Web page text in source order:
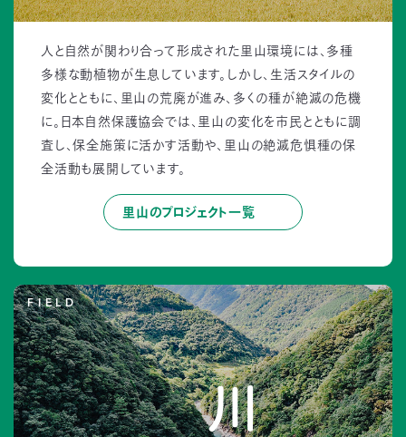
人と自然が関わり合って形成された里山環境には、多種
多様な動植物が生息しています。しかし、生活スタイルの
変化とともに、里山の荒廃が進み、多くの種が絶滅の危機
に。日本自然保護協会では、里山の変化を市民とともに調
査し、保全施策に活かす活動や、里山の絶滅危惧種の保
全活動も展開しています。
里山のプロジェクト一覧
FIELD
川